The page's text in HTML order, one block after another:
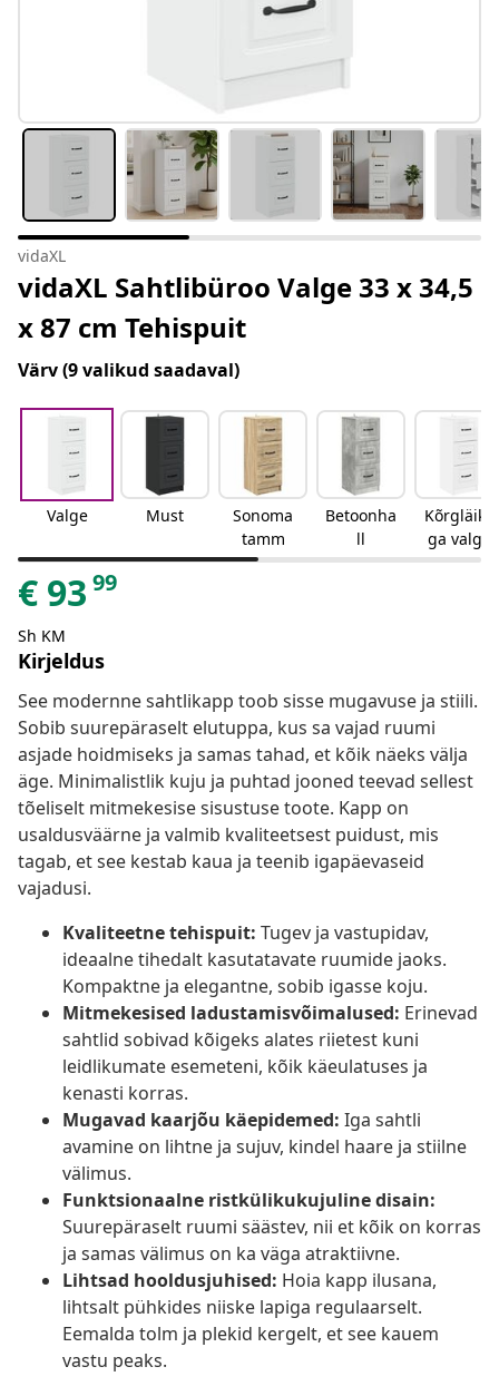
vidaXL
vidaXL Sahtlibüroo Valge 33 x 34,5
x 87 cm Tehispuit
Värv(9 valikud saadaval)
Valge Must
Sonoma
tamm
Betoonha
ll
Kõrgläike
ga valge
€ 93 99
Sh KM
Kirjeldus
See modernne sahtlikapp toob sisse mugavuse ja stiili.
Sobib suurepäraselt elutuppa, kus sa vajad ruumi
asjade hoidmiseks ja samas tahad, et kõik näeks välja
äge. Minimalistlik kuju ja puhtad jooned teevad sellest
tõeliselt mitmekesise sisustuse toote. Kapp on
usaldusväärne ja valmib kvaliteetsest puidust, mis
tagab, et see kestab kaua ja teenib igapäevaseid
vajadusi.
Kvaliteetne tehispuit: Tugev ja vastupidav,
ideaalne tihedalt kasutatavate ruumide jaoks.
Kompaktne ja elegantne, sobib igasse koju.
Mitmekesised ladustamisvõimalused: Erinevad
sahtlid sobivad kõigeks alates riietest kuni
leidlikumate esemeteni, kõik käeulatuses ja
kenasti korras.
Mugavad kaarjõu käepidemed: Iga sahtli
avamine on lihtne ja sujuv, kindel haare ja stiilne
välimus.
Funktsionaalne ristkülikukujuline disain:
Suurepäraselt ruumi säästev, nii et kõik on korras
ja samas välimus on ka väga atraktiivne.
Lihtsad hooldusjuhised: Hoia kapp ilusana,
lihtsalt pühkides niiske lapiga regulaarselt.
Eemalda tolm ja plekid kergelt, et see kauem
vastu peaks.